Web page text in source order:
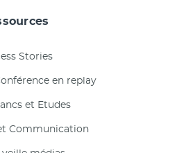
Stories
en replay
et Etudes
Communication